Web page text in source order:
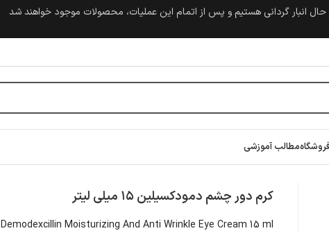
حال انبار گردانی هستیم و پس از اتمام این عملیات، محصولات موجود خواهند شد
مطالب آموزشی
کرم دور چشم دمودکسیلین ۱۵ میلی لیتر
Demodexcillin Moisturizing And Anti Wrinkle Eye Cream 15 ml